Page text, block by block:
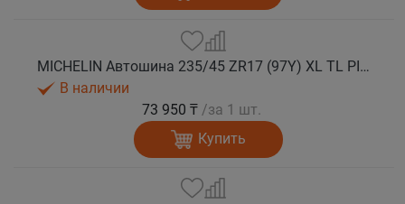
MICHELIN Автошина 235/45 ZR17 (97Y) XL TL PILOT SPORT 5 лето
В наличии
73 950 ₸ /за 1 шт.
Купить